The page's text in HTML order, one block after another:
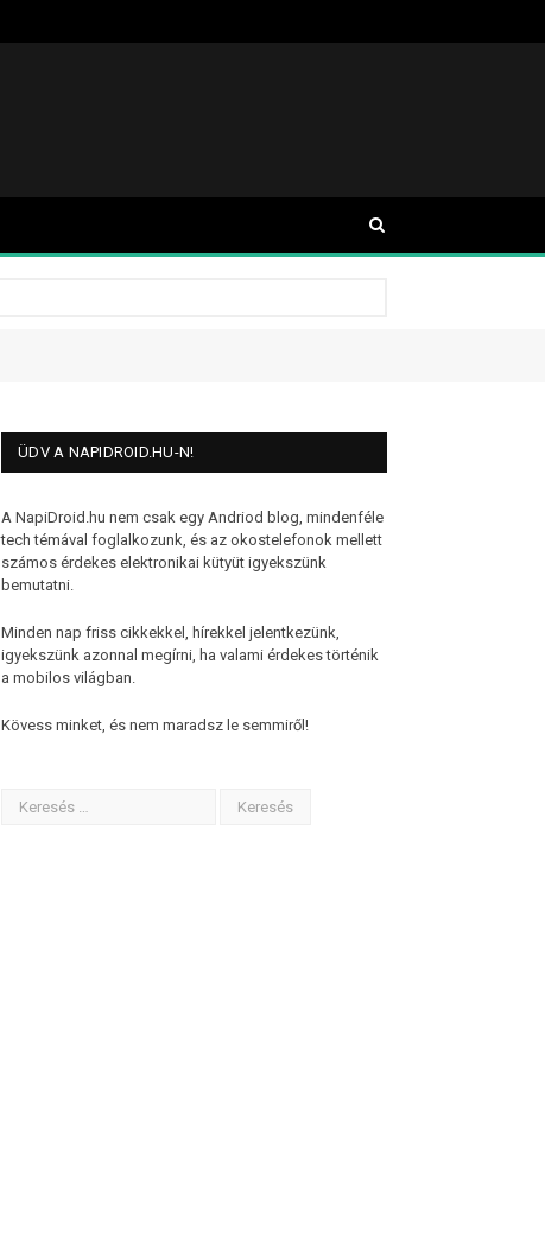
ÜDV A NAPIDROID.HU-N!
A NapiDroid.hu nem csak egy Andriod blog, mindenféle
tech témával foglalkozunk, és az okostelefonok mellett
számos érdekes elektronikai kütyüt igyekszünk
bemutatni.
Minden nap friss cikkekkel, hírekkel jelentkezünk,
igyekszünk azonnal megírni, ha valami érdekes történik
a mobilos világban.
Kövess minket, és nem maradsz le semmiről!